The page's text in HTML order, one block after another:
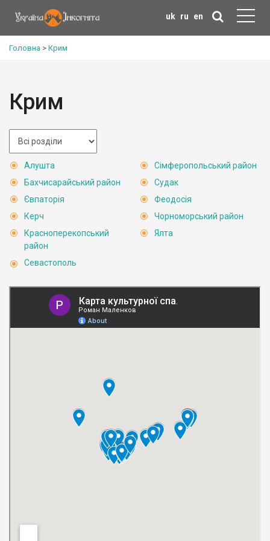
uk ru en
Головна > Крим
Крим
Алушта
Бахчисарайський район
Євпаторія
Керч
Красноперекопський
район
Севастополь
Сімферопольський район
Судак
Феодосія
Чорноморський район
Ялта